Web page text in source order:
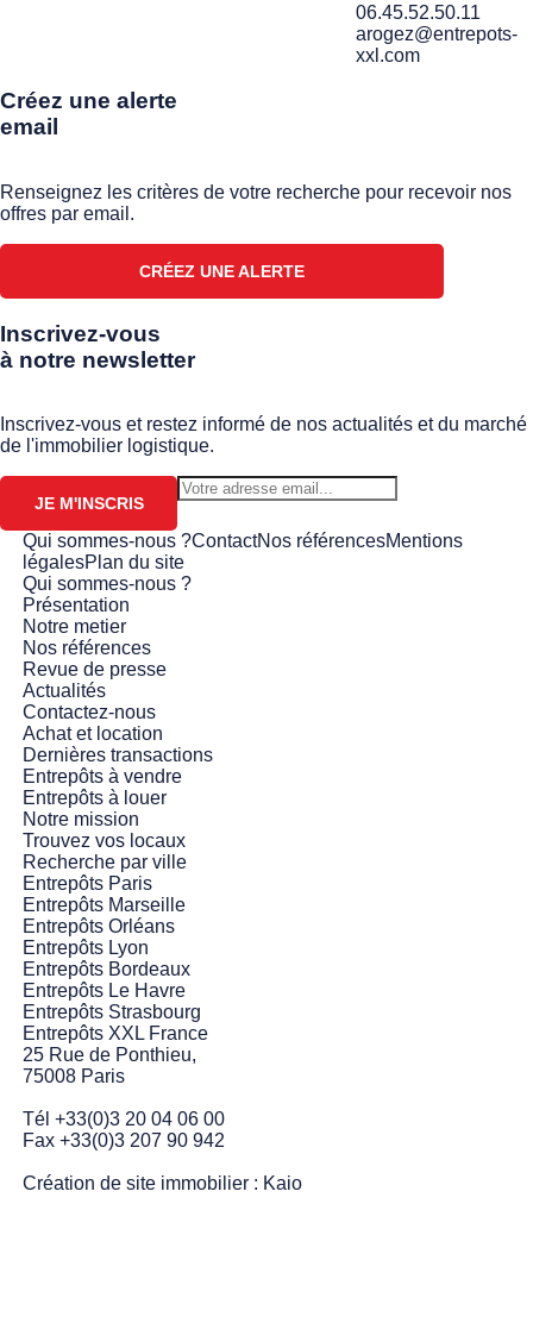
06.45.52.50.11
arogez@entrepots-
xxl.com
Créez une alerte
email
Renseignez les critères de votre recherche pour recevoir nos
offres par email.
CRÉEZ UNE ALERTE
Inscrivez-vous
à notre newsletter
Inscrivez-vous et restez informé de nos actualités et du marché
de l'immobilier logistique.
JE M'INSCRIS
Qui sommes-nous ?ContactNos référencesMentions
légalesPlan du site
Qui sommes-nous ?
Présentation
Notre metier
Nos références
Revue de presse
Actualités
Contactez-nous
Achat et location
Dernières transactions
Entrepôts à vendre
Entrepôts à louer
Notre mission
Trouvez vos locaux
Recherche par ville
Entrepôts Paris
Entrepôts Marseille
Entrepôts Orléans
Entrepôts Lyon
Entrepôts Bordeaux
Entrepôts Le Havre
Entrepôts Strasbourg
Entrepôts XXL France
25 Rue de Ponthieu,
75008 Paris
Tél +33(0)3 20 04 06 00
Fax +33(0)3 207 90 942
Création de site immobilier : Kaio